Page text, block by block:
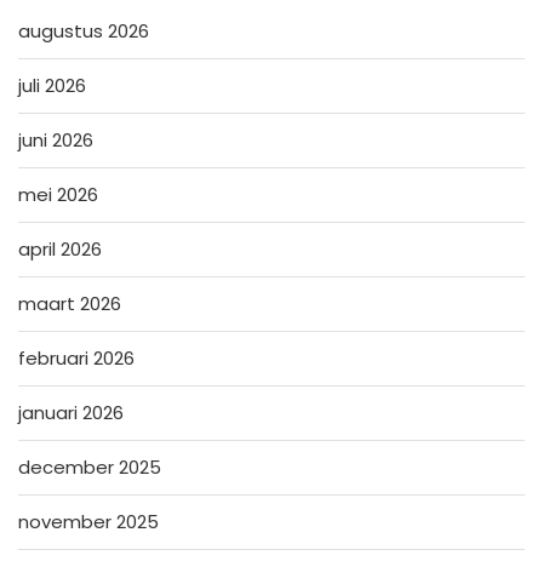
augustus 2026
juli 2026
juni 2026
mei 2026
april 2026
maart 2026
februari 2026
januari 2026
december 2025
november 2025